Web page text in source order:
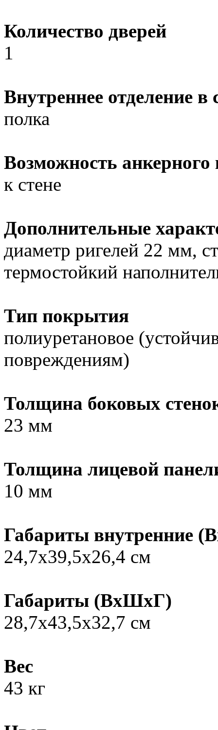
Количество дверей
1
Внутреннее отделение в
полка
Возможность анкерного
к стене
Дополнительные
диаметр ригелей 22 мм,
термостойкий
Тип покрытия
полиуретановое
повреждениям)
Толщина боковых
23 мм
Толщина лицевой
10 мм
Габариты внутренние
24,7х39,5х26,4 см
Габариты (ВxШxГ)
28,7х43,5х32,7 см
Вес
43 кг